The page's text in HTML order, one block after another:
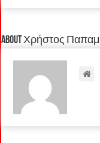
About Χρήστος